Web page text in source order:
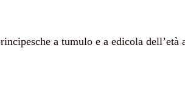
a tumulo e a edicola dell’età